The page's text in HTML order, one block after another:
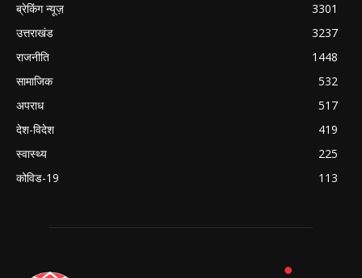
ब्रेकिंग न्यूज़
3301
उत्तराखंड
3237
राजनीति
1448
सामाजिक
532
अपराध
517
देश-विदेश
419
स्वास्थ्य
225
कोविड-19
113